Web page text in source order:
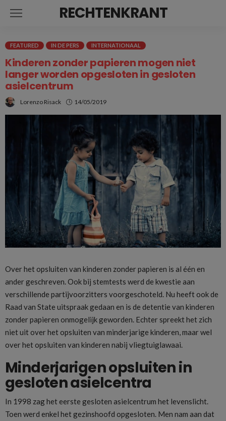
RECHTENKRANT
FEATURED IN DE PERS INTERNATIONAAL
Kinderen zonder papieren mogen niet
langer worden opgesloten in gesloten
asielcentrum
Lorenzo Risack 14/05/2019
Over het opsluiten van kinderen zonder papieren is al één en
ander geschreven. Ook bij stemtests werd de kwestie aan
verschillende partijvoorzitters voorgeschoteld. Nu heeft ook de
Raad van State uitspraak gedaan en is de detentie van kinderen
zonder papieren onmogelijk geworden. Echter spreekt het zich
niet uit over het opsluiten van minderjarige kinderen, maar wel
over het opsluiten van kinderen nabij vliegtuiglawaai.
Minderjarigen opsluiten in
gesloten asielcentra
In 1998 zag het eerste gesloten asielcentrum het levenslicht.
Toen werd enkel het gezinshoofd opgesloten. Men nam aan dat